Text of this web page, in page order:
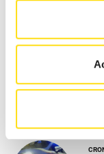
LE PIÙ RECENTI